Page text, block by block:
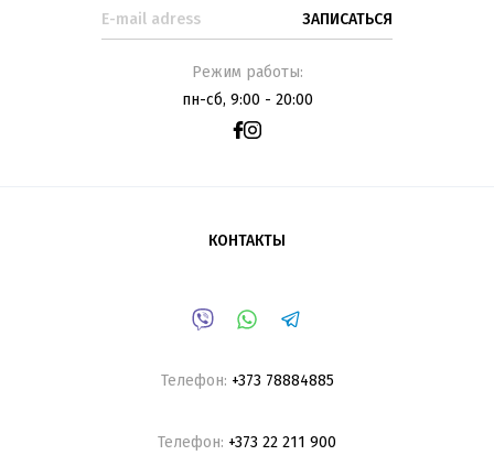
Режим работы:
пн-сб, 9:00 - 20:00
КОНТАКТЫ
Телефон: +373 78884885
Телефон: +373 22 211 900